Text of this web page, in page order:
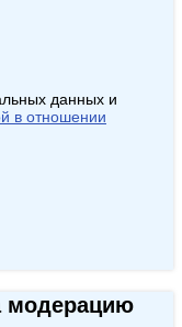
данных и
в отношении
модерацию